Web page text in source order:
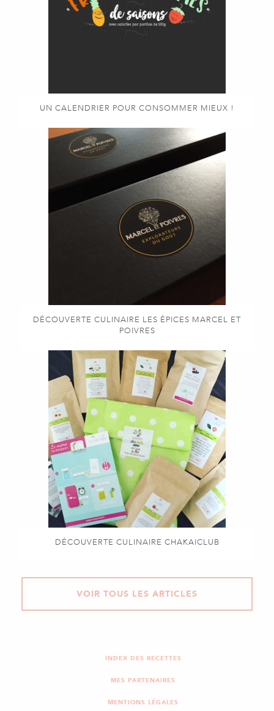
UN CALENDRIER POUR CONSOMMER MIEUX !
DÉCOUVERTE CULINAIRE LES ÉPICES MARCEL ET
POIVRES
DÉCOUVERTE CULINAIRE CHAKAICLUB
VOIR TOUS LES ARTICLES
INDEX DES RECETTES
MES PARTENAIRES
MENTIONS LÉGALES